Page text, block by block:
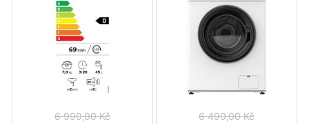
6 990,00 Kč 6 490,00 Kč